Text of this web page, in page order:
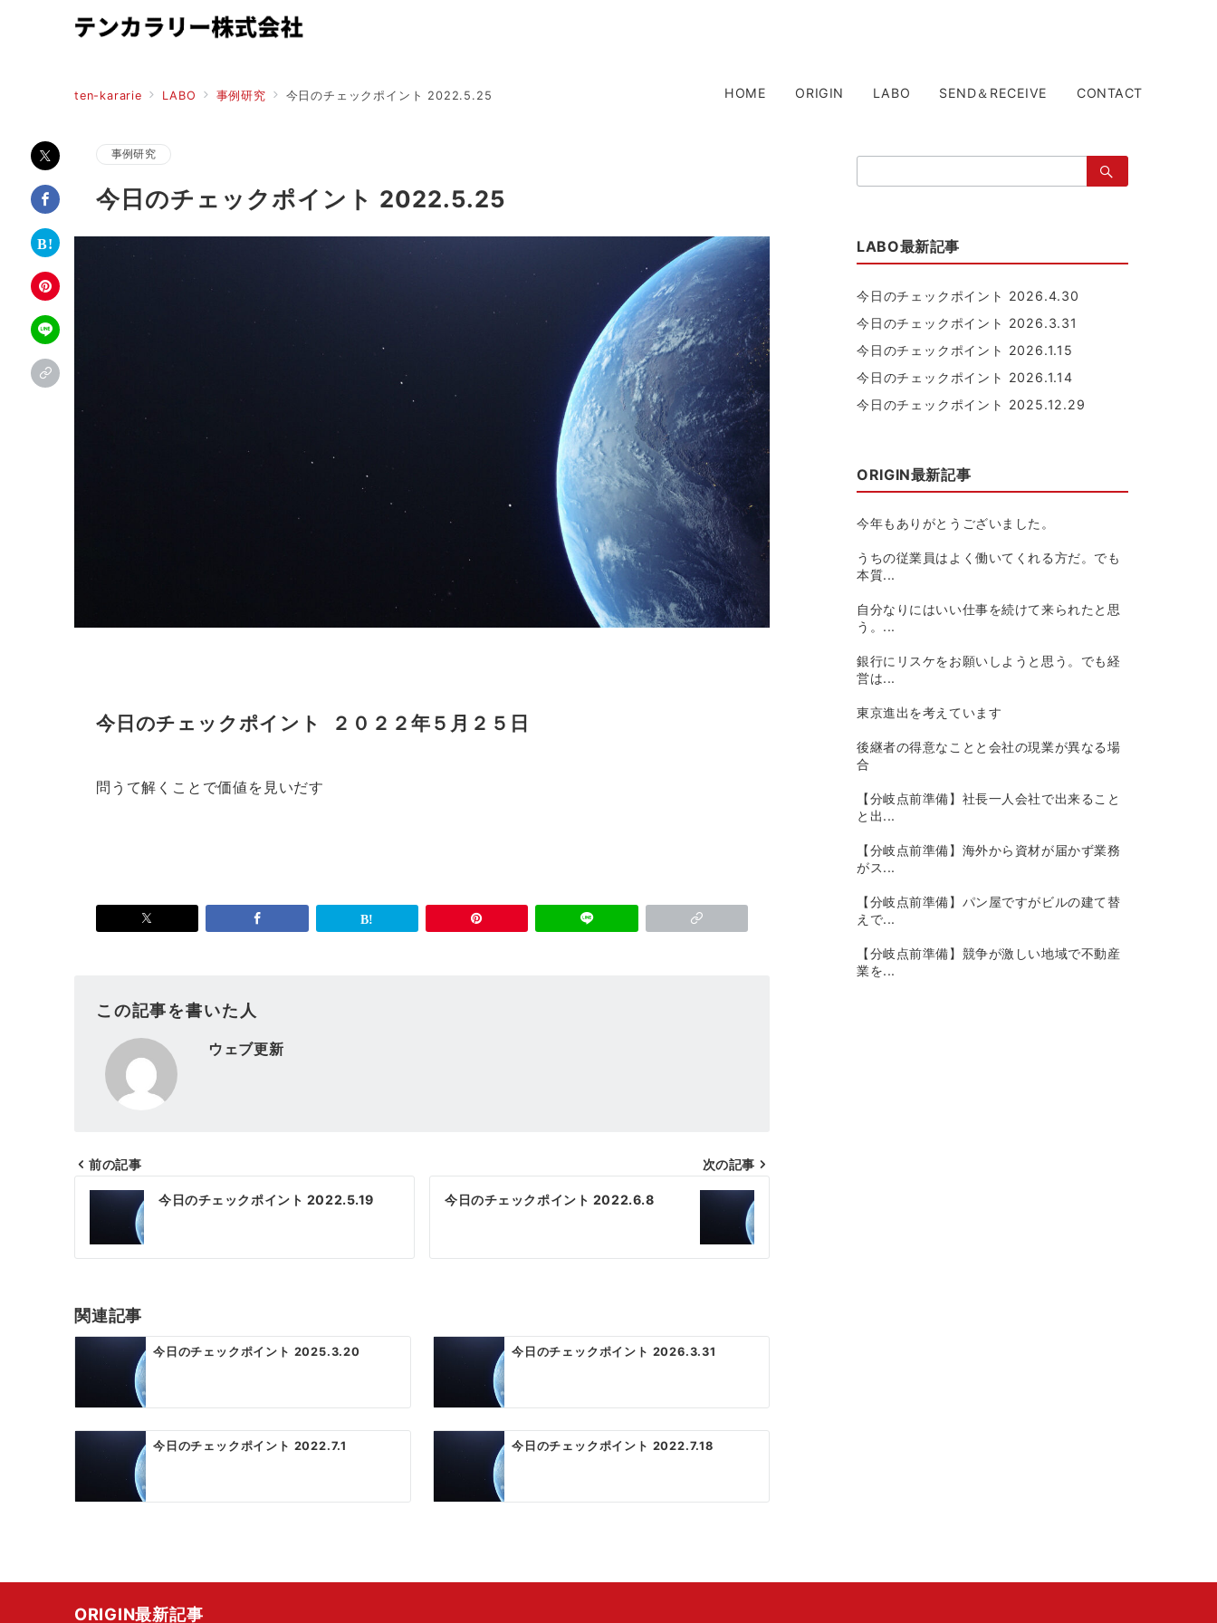
HOME ORIGIN LABO SEND＆RECEIVE CONTACT
ten-kararie LABO 事例研究 今日のチェックポイント 2022.5.25
事例研究
今日のチェックポイント 2022.5.25
今日のチェックポイント ２０２２年５月２５日
問うて解くことで価値を見いだす
この記事を書いた人
ウェブ更新
投
ナ
ゲ
ー
ョ
ン
前の記事
今日のチェックポイント 2022.5.19
次の記事
今日のチェックポイント 2022.6.8
関連記事
今日のチェックポイント 2025.3.20 今日のチェックポイント 2026.3.31
今日のチェックポイント 2022.7.1 今日のチェックポイント 2022.7.18
索：
LABO最新記事
今日のチェックポイント 2026.4.30
今日のチェックポイント 2026.3.31
今日のチェックポイント 2026.1.15
今日のチェックポイント 2026.1.14
今日のチェックポイント 2025.12.29
ORIGIN最新記事
今年もありがとうございました。
うちの従業員はよく働いてくれる方だ。でも
本質...
自分なりにはいい仕事を続けて来られたと思
う。...
銀行にリスケをお願いしようと思う。でも経
営は...
東京進出を考えています
後継者の得意なことと会社の現業が異なる場
合
【分岐点前準備】社長一人会社で出来ること
と出...
【分岐点前準備】海外から資材が届かず業務
がス...
【分岐点前準備】パン屋ですがビルの建て替
えで...
【分岐点前準備】競争が激しい地域で不動産
業を...
ORIGIN最新記事